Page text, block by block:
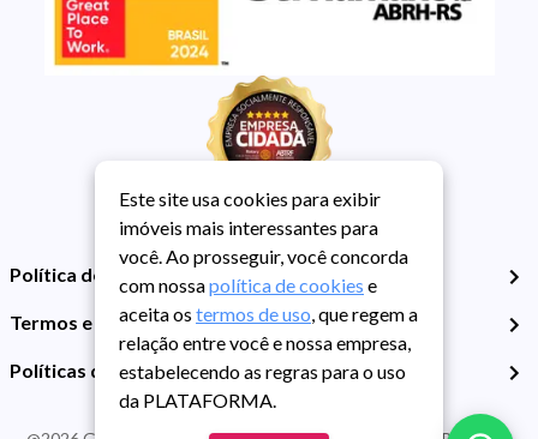
Política de Privacidade
Termos e Condições de Uso
Políticas de Cookies
Este site usa cookies para exibir
imóveis mais interessantes para
você. Ao prosseguir, você concorda
com nossapolítica de cookies e
aceita os termos de uso, que regem a
relação entre você e nossa empresa,
estabelecendo as regras para o uso
da PLATAFORMA.